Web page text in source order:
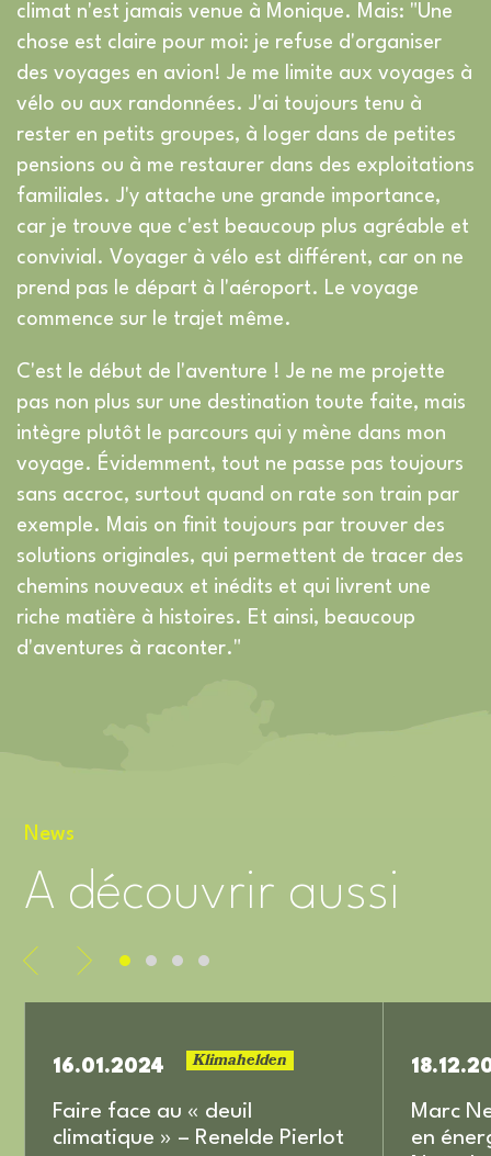
climat n'est jamais venue à Monique. Mais: "Une
chose est claire pour moi: je refuse d'organiser
des voyages en avion! Je me limite aux voyages à
vélo ou aux randonnées. J'ai toujours tenu à
rester en petits groupes, à loger dans de petites
pensions ou à me restaurer dans des exploitations
familiales. J'y attache une grande importance,
car je trouve que c'est beaucoup plus agréable et
convivial. Voyager à vélo est différent, car on ne
prend pas le départ à l'aéroport. Le voyage
commence sur le trajet même.
C'est le début de l'aventure ! Je ne me projette
pas non plus sur une destination toute faite, mais
intègre plutôt le parcours qui y mène dans mon
voyage. Évidemment, tout ne passe pas toujours
sans accroc, surtout quand on rate son train par
exemple. Mais on finit toujours par trouver des
solutions originales, qui permettent de tracer des
chemins nouveaux et inédits et qui livrent une
riche matière à histoires. Et ainsi, beaucoup
d'aventures à raconter."
News
A découvrir aussi
16.01.2024 Klimahelden
Faire face au « deuil
climatique » – Renelde Pierlot
Marc
en